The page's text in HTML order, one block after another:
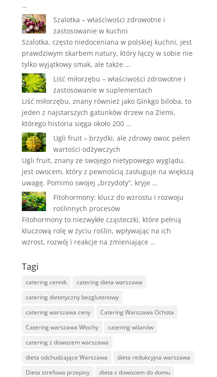
…
Szalotka – właściwości zdrowotne i
zastosowanie w kuchni
Szalotka, często niedoceniana w polskiej kuchni, jest
prawdziwym skarbem natury, który łączy w sobie nie
tylko wyjątkowy smak, ale także …
Liść miłorzębu – właściwości zdrowotne i
zastosowanie w suplementach
Liść miłorzębu, znany również jako Ginkgo biloba, to
jeden z najstarszych gatunków drzew na Ziemi,
którego historia sięga około 200 …
Ugli fruit – brzydki, ale zdrowy owoc pełen
wartości odżywczych
Ugli fruit, znany ze swojego nietypowego wyglądu,
jest owocem, który z pewnością zasługuje na większą
uwagę. Pomimo swojej „brzydoty”, kryje …
Fitohormony: klucz do wzrostu i rozwoju
roślinnych procesów
Fitohormony to niezwykłe cząsteczki, które pełnią
kluczową rolę w życiu roślin, wpływając na ich
wzrost, rozwój i reakcje na zmieniające …
Tagi
catering cennik
catering dieta warszawa
catering dietetyczny bezglutenowy
catering warszawa ceny
Catering Warszawa Ochota
Catering warszawa Włochy
catering wilanów
catering z dowozem warszawa
dieta odchudzające Warszawa
dieta redukcyjna warszawa
Dieta strefowa przepisy
dieta z dowozem do domu